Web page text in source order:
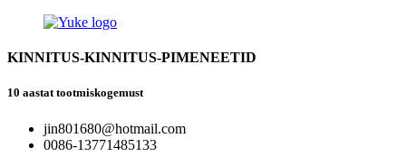
KINNITUS-KINNITUS-PIMENEETID
10 aastat tootmiskogemust
jin801680@hotmail.com
0086-13771485133